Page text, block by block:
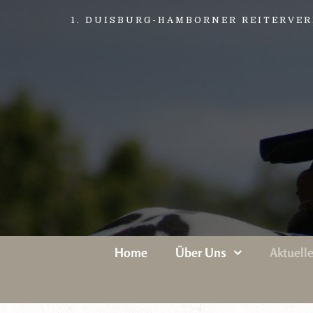
1. DUISBURG-HAMBORNER
Home Über Uns